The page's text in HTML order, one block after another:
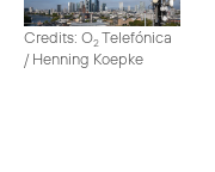
Credits: O2Telefónica
/ Henning Koepke